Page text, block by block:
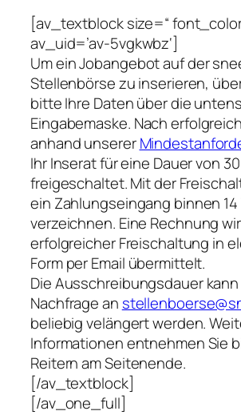
[av_textblock size=“
av_uid=’av-5vgkwbz‘]
Um ein Jobangebot auf der
Stellenbörse zu inserieren,
bitte Ihre Daten über die
Eingabemaske. Nach
anhand unserer
Ihr Inserat für eine Dauer von
freigeschaltet. Mit der
ein Zahlungseingang binnen
verzeichnen. Eine Rechnung
erfolgreicher Freischaltung in
Form per Email übermittelt.
Die Ausschreibungsdauer
Nachfrage an
beliebig velängert werden.
Informationen entnehmen Sie
Reitern am Seitenende.
[/av_textblock]
[/av_one_full]